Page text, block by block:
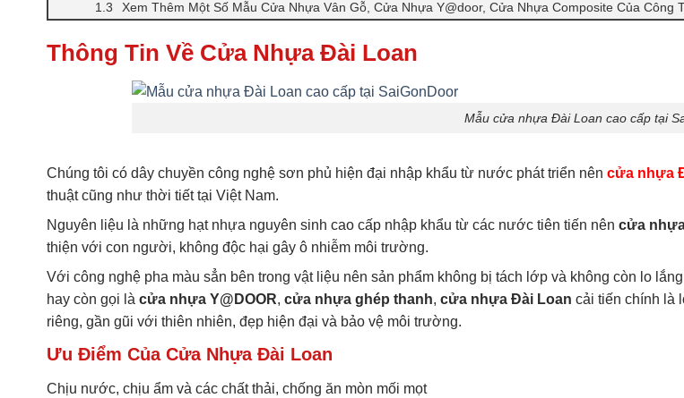
Xem Thêm Một Số Mẫu Cửa Nhựa Vân Gỗ, Cửa Nhựa Y@door, Cửa Nhựa Composite Của Công
Thông Tin Về Cửa Nhựa Đài Loan
Mẫu cửa nhựa Đài Loan cao cấp tại
Chúng tôi có dây chuyền công nghệ sơn phủ hiện đại nhập khẩu từ nước phát triển nên cửa nhựa
thuật cũng như thời tiết tại Việt Nam.
Nguyên liệu là những hạt nhựa nguyên sinh cao cấp nhập khẩu từ các nước tiên tiến nên cửa
thiện với con người, không độc hại gây ô nhiễm môi trường.
Với công nghệ pha màu sẳn bên trong vật liệu nên sản phẩm không bị tách lớp và không còn lo
hay còn gọi là cửa nhựa Y@DOOR, cửa nhựa ghép thanh, cửa nhựa Đài Loan cải tiến chính là
riêng, gần gũi với thiên nhiên, đẹp hiện đại và bảo vệ môi trường.
Ưu Điểm Của Cửa Nhựa Đài Loan
Chịu nước, chịu ẩm và các chất thải, chống ăn mòn mối mọt